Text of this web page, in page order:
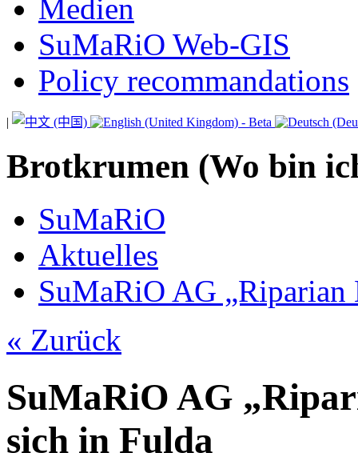
Medien
SuMaRiO Web-GIS
Policy recommandations
|
Brotkrumen (Wo bin
SuMaRiO
Aktuelles
SuMaRiO AG
« Zurück
SuMaRiO AG
sich in Fulda